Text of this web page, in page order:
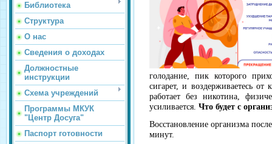
Библиотека
Структура
О нас
Сведения о доходах
Должностные
инструкции
Схема учреждений
Программы МКУК
"Центр Досуга"
Паспорт готовности
голодание, пик которого
сигарет, и воздерживаетесь
работает без никотина,
усиливается. Что будет с
Восстановление организма
минут.